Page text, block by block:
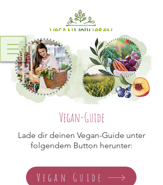
Vegan-Guide
Lade dir deinen Vegan-Guide unter
folgendem Button herunter:
Vegan Guide